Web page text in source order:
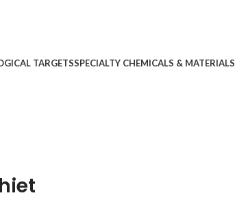
TARGETSSPECIALTY CHEMICALS & MATERIALS